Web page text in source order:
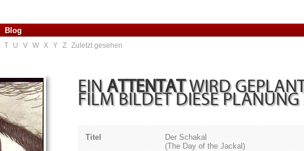
Blog
T U V W X Y Z Zuletzt gesehen
EIN ATTENTATWIRD
FILM BILDET DIESE PLANUNG
Titel
Der Schakal
(The Day of the Jackal)